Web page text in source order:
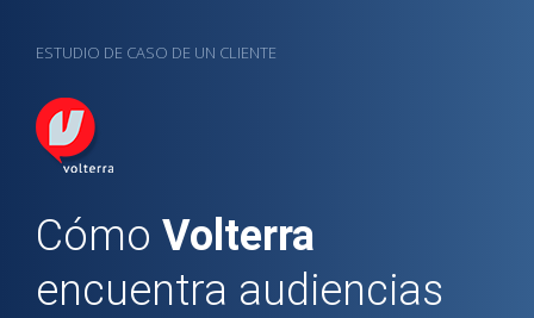
ESTUDIO DE CASO DE UN CLIENTE
Cómo Volterra
encuentra audiencias